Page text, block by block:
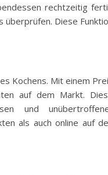
rechtzeitig
überprüfen. Diese
Kochens. Mit einem
auf dem Markt.
und
als auch online auf